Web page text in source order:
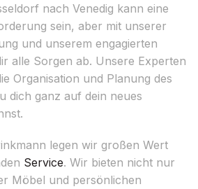
nach Venedig kann eine
sein, aber mit unserer
und unserem engagierten
alle Sorgen ab. Unsere Experten
Organisation und Planung des
dich ganz auf dein neues
legen wir großen Wert
Service. Wir bieten nicht nur
Möbel und persönlichen